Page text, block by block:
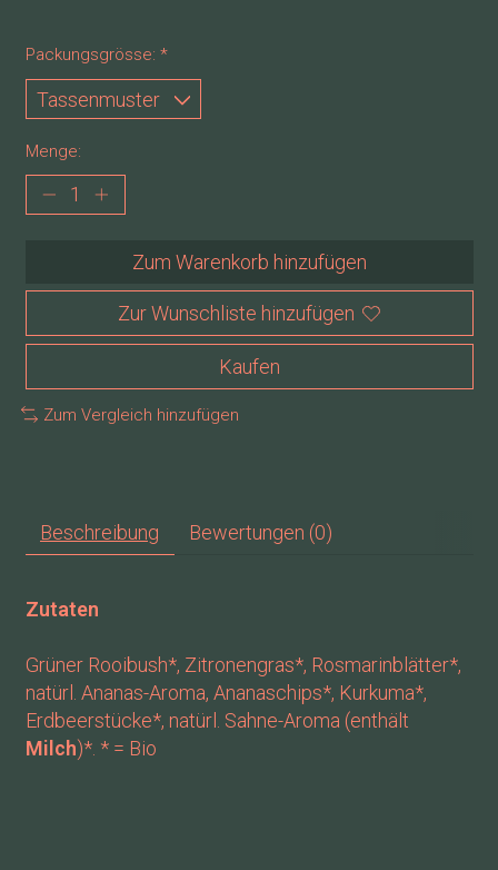
Packungsgrösse: *
Menge:
Zum Warenkorb hinzufügen
Zur Wunschliste hinzufügen
Kaufen
Zum Vergleich hinzufügen
Beschreibung Bewertungen (0)
Zutaten
Grüner Rooibush*, Zitronengras*, Rosmarinblätter*,
natürl. Ananas-Aroma, Ananaschips*, Kurkuma*,
Erdbeerstücke*, natürl. Sahne-Aroma (enthält
Milch)*. * = Bio